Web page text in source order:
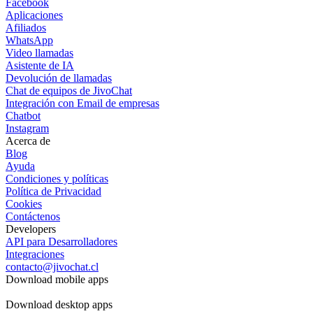
Facebook
Aplicaciones
Afiliados
WhatsApp
Video llamadas
Asistente de IA
Devolución de llamadas
Chat de equipos de JivoChat
Integración con Email de empresas
Chatbot
Instagram
Acerca de
Blog
Ayuda
Condiciones y políticas
Política de Privacidad
Cookies
Contáctenos
Developers
API para Desarrolladores
Integraciones
contacto@jivochat.cl
Download mobile apps
Download desktop apps